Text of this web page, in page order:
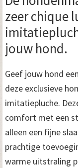
zeer chique
jouw hond.
Geef jouw hond
deze exclusieve
imitatiepluche.
comfort met een
alleen een fijne
prachtige
warme uitstraling